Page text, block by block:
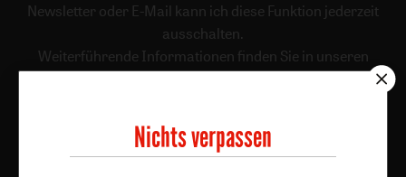
Newsletter oder E-Mail kann ich diese Funktion jederzeit
ausschalten.
Weiterführende Informationen finden Sie in unseren
Nichts verpassen